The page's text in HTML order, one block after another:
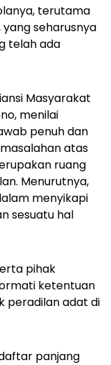
terutama
seharusnya
telah ada
Masyarakat
menilai
penuh dan
atas
ruang
Menurutnya,
menyikapi
sesuatu hal
pihak
ketentuan
peradilan adat di
panjang